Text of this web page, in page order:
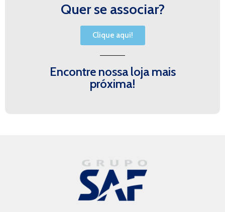
Quer se associar?
Clique aqui!
Encontre nossa loja mais
próxima!